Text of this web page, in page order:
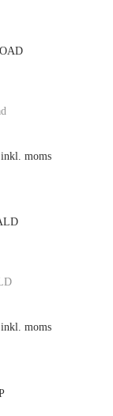
inkl. moms
inkl. moms